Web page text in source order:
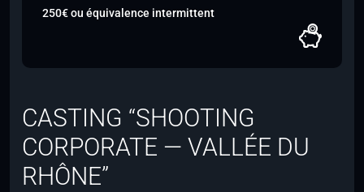
250€ ou équivalence intermittent
CASTING “SHOOTING
CORPORATE — VALLÉE DU
RHÔNE”